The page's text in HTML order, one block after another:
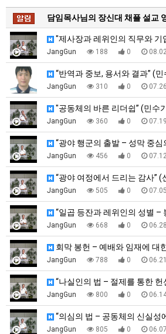
담임목사님의 장신대 채플 설교
"제사장과 레위인의 직무와 기
JangGun 188 0 08.02
“반역과 중보, 용서와 결과” (민
JangGun 310 0 07.26
"공동체의 바른 리더쉽” (민수
JangGun 360 0 07.19
“광야 행군의 출발 – 성막 중심
JangGun 456 0 07.12
“광야 여정에서 드리는 감사” (
JangGun 505 0 07.05
“일곱 등잔과 레위인의 성별 –
JangGun 668 0 06.28
회막 봉헌 – 예배와 임재에 대
JangGun 788 0 06.21
“나실인의 법 – 절제를 통한 헌
JangGun 800 0
“의심의 법 – 공동체의 신실성
JangGun 805 0 06.07